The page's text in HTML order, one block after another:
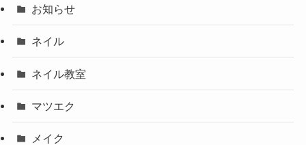
お知らせ
ネイル
ネイル教室
マツエク
メイク